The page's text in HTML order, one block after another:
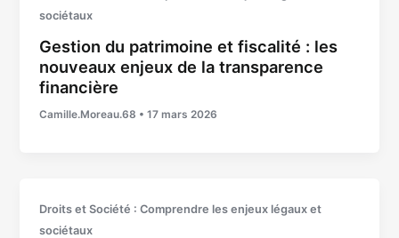
sociétaux
Gestion du patrimoine et fiscalité : les
nouveaux enjeux de la transparence
financière
Camille.Moreau.68 •17 mars 2026
Droits et Société : Comprendre les enjeux légaux et
sociétaux